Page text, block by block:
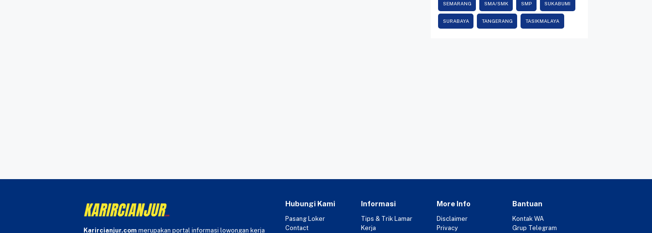
SEMARANG SMA/SMK SMP SUKABUMI
SURABAYA TANGERANG TASIKMALAYA
Karircianjur.com merupakan portal informasi lowongan kerja
Hubungi Kami
Pasang Loker
Contact
Informasi
Tips & Trik Lamar
Kerja
More Info
Disclaimer
Privacy
Bantuan
Kontak WA
Grup Telegram